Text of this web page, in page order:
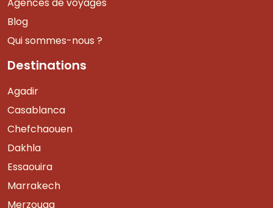
Blog
Qui sommes-nous ?
Destinations
Agadir
Casablanca
Chefchaouen
Dakhla
Essaouira
Marrakech
Merzouga